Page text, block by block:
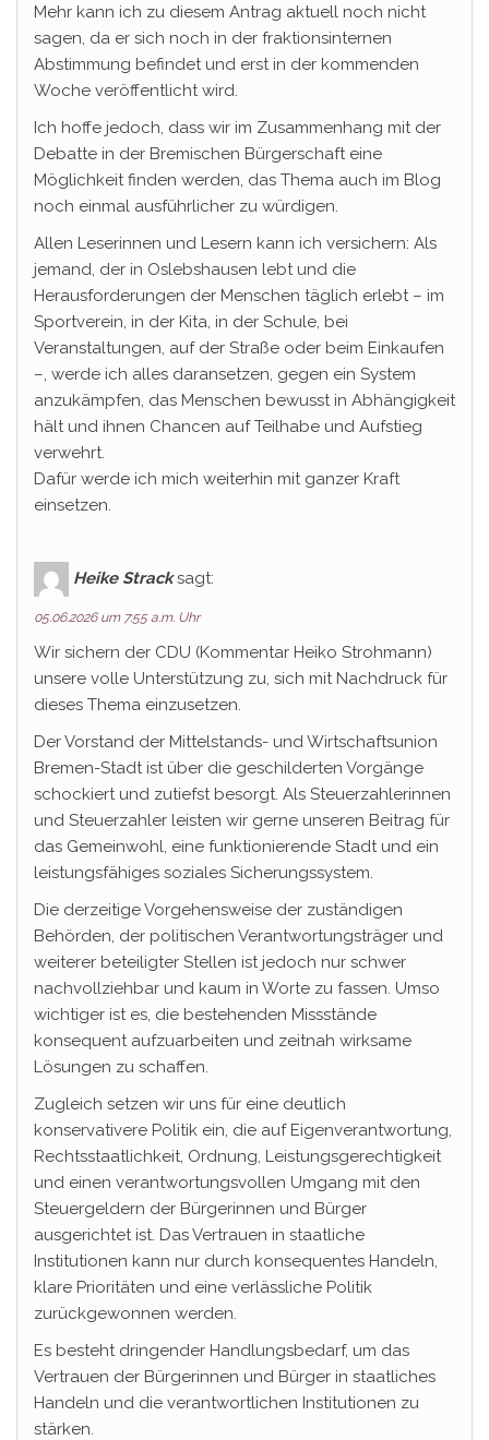
Mehr kann ich zu diesem Antrag aktuell noch nicht
sagen, da er sich noch in der fraktionsinternen
Abstimmung befindet und erst in der kommenden
Woche veröffentlicht wird.
Ich hoffe jedoch, dass wir im Zusammenhang mit der
Debatte in der Bremischen Bürgerschaft eine
Möglichkeit finden werden, das Thema auch im Blog
noch einmal ausführlicher zu würdigen.
Allen Leserinnen und Lesern kann ich versichern: Als
jemand, der in Oslebshausen lebt und die
Herausforderungen der Menschen täglich erlebt – im
Sportverein, in der Kita, in der Schule, bei
Veranstaltungen, auf der Straße oder beim Einkaufen
–, werde ich alles daransetzen, gegen ein System
anzukämpfen, das Menschen bewusst in Abhängigkeit
hält und ihnen Chancen auf Teilhabe und Aufstieg
verwehrt.
Dafür werde ich mich weiterhin mit ganzer Kraft
einsetzen.
Heike Strack sagt:
05.06.2026 um 7:55 a.m. Uhr
Wir sichern der CDU (Kommentar Heiko Strohmann)
unsere volle Unterstützung zu, sich mit Nachdruck für
dieses Thema einzusetzen.
Der Vorstand der Mittelstands- und Wirtschaftsunion
Bremen-Stadt ist über die geschilderten Vorgänge
schockiert und zutiefst besorgt. Als Steuerzahlerinnen
und Steuerzahler leisten wir gerne unseren Beitrag für
das Gemeinwohl, eine funktionierende Stadt und ein
leistungsfähiges soziales Sicherungssystem.
Die derzeitige Vorgehensweise der zuständigen
Behörden, der politischen Verantwortungsträger und
weiterer beteiligter Stellen ist jedoch nur schwer
nachvollziehbar und kaum in Worte zu fassen. Umso
wichtiger ist es, die bestehenden Missstände
konsequent aufzuarbeiten und zeitnah wirksame
Lösungen zu schaffen.
Zugleich setzen wir uns für eine deutlich
konservativere Politik ein, die auf Eigenverantwortung,
Rechtsstaatlichkeit, Ordnung, Leistungsgerechtigkeit
und einen verantwortungsvollen Umgang mit den
Steuergeldern der Bürgerinnen und Bürger
ausgerichtet ist. Das Vertrauen in staatliche
Institutionen kann nur durch konsequentes Handeln,
klare Prioritäten und eine verlässliche Politik
zurückgewonnen werden.
Es besteht dringender Handlungsbedarf, um das
Vertrauen der Bürgerinnen und Bürger in staatliches
Handeln und die verantwortlichen Institutionen zu
stärken.